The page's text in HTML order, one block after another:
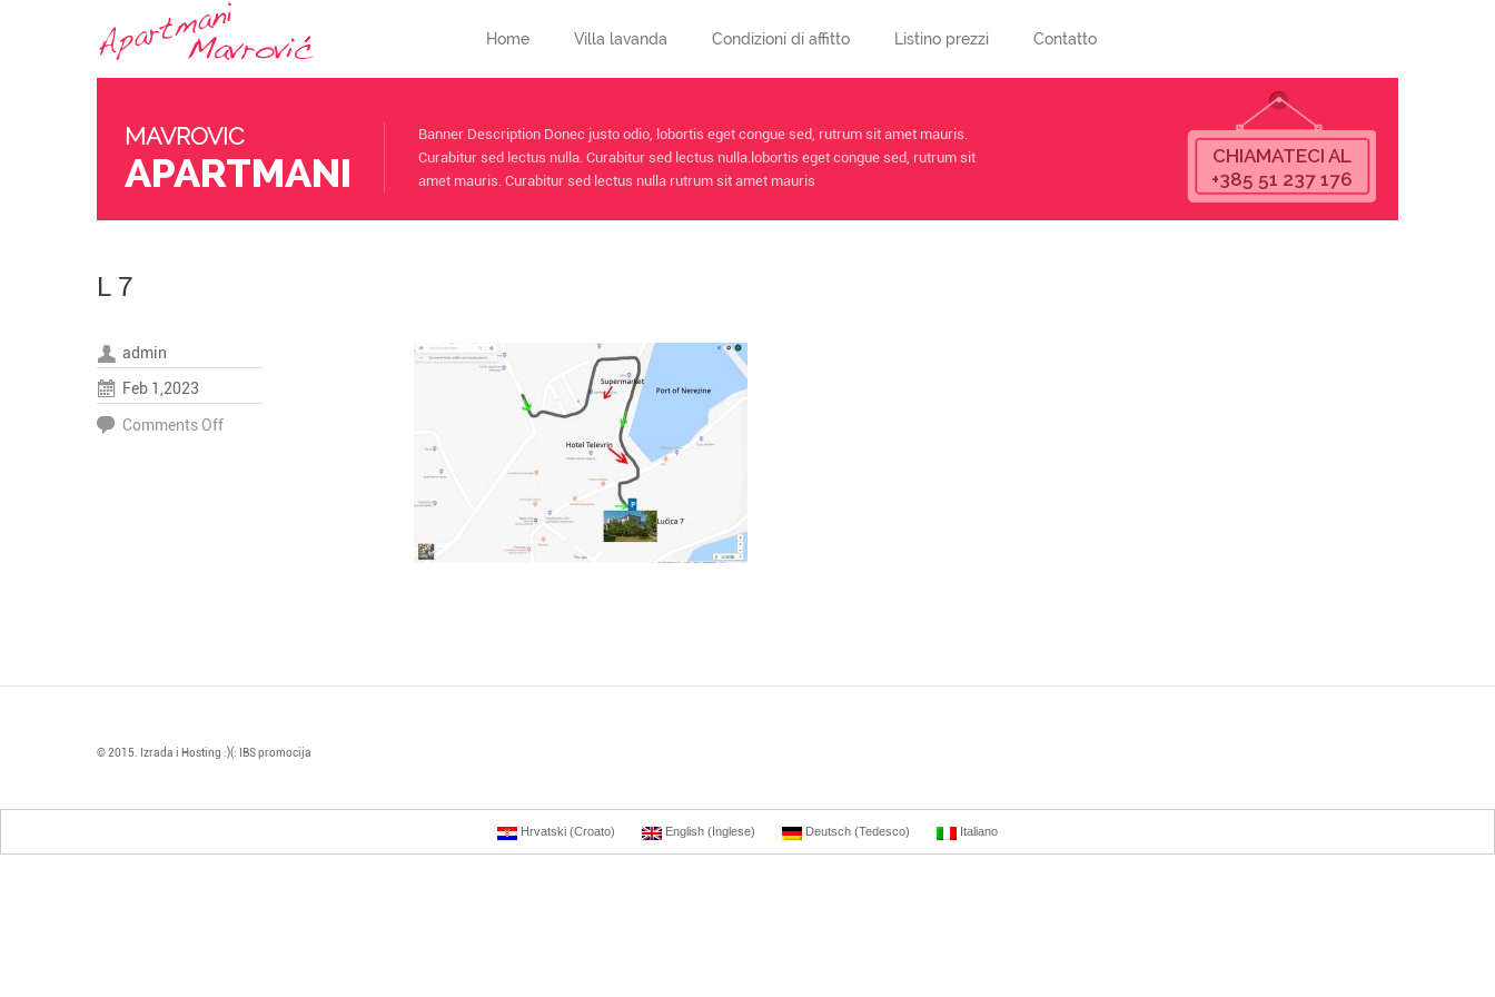
Home Villa lavanda Condizioni di affitto Listino prezzi Contatto
MAVROVIC
APARTMANI
Banner Description Donec justo odio, lobortis eget congue sed, rutrum sit amet mauris.
Curabitur sed lectus nulla. Curabitur sed lectus nulla.lobortis eget congue sed, rutrum sit
amet mauris. Curabitur sed lectus nulla rutrum sit amet mauris
CHIAMATECI AL
+385 51 237 176
L 7
admin
Feb 1,2023
Comments Offon
© 2015. Izrada i Hosting :)(: IBS promocija
Hrvatski (Croato) English (Inglese) Deutsch (Tedesco) Italiano